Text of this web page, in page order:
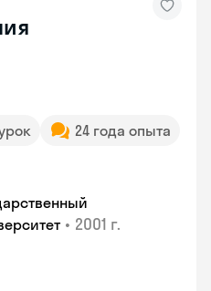
24 года опыта
• 2001 г.